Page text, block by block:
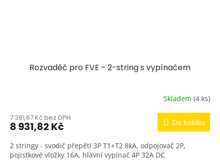
Rozvaděč pro FVE - 2-string s vypínačem
Skladem (4 ks)
7 381,67 Kč bez DPH
8 931,82 Kč Do košíku
2 stringy - svodič přepětí 3P T1+T2 8kA, odpojovač 2P,
pojistkové vložky 16A, hlavní vypínač 4P 32A DC